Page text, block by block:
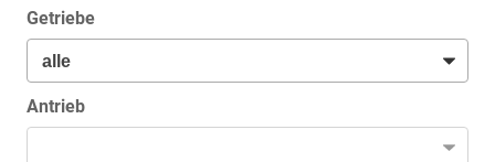
Getriebe
Antrieb